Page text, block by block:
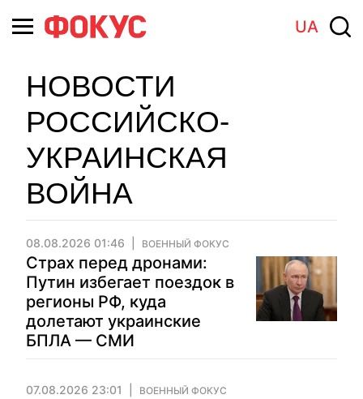
UA
НОВОСТИ
РОССИЙСКО-
УКРАИНСКАЯ
ВОЙНА
08.08.2026 01:46 ВОЕННЫЙ ФОКУС
Страх перед дронами:
Путин избегает поездок в
регионы РФ, куда
долетают украинские
БПЛА — СМИ
07.08.2026 23:01 ВОЕННЫЙ ФОКУС